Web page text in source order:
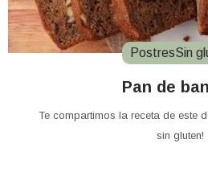
PostresSin
Pan de
Te compartimos la receta de este
sin gluten!